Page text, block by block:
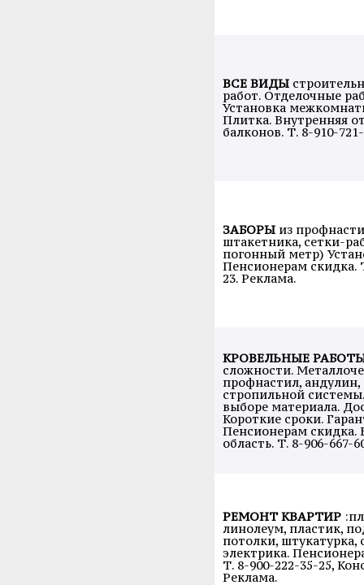
ВСЕ ВИДЫ
работ. Отделочные
Установка
Плитка. Внутренняя
балконов. Т. 8-910-
ЗАБОРЫ из
штакетника, сетки-
погонный метр)
Пенсионерам скидка.
23. Реклама.
КРОВЕЛЬНЫЕ
сложности.
профнастил,
стропильной
выборе материала.
Короткие сроки.
Пенсионерам скидка.
область. Т. 8-906-667-
РЕМОНТ КВАРТИР
линолеум, пластик,
потолки, штукатурка,
электрика.
Т. 8-900-222-35-25,
Реклама.